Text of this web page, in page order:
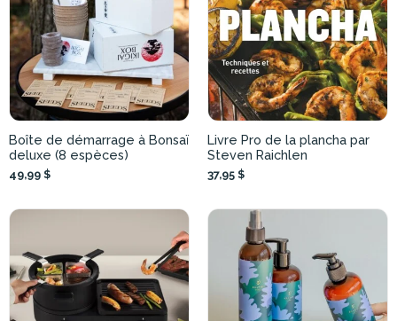
Boîte de démarrage à Bonsaï
deluxe (8 espèces)
49,99 $
Livre Pro de la plancha par
Steven Raichlen
37,95 $